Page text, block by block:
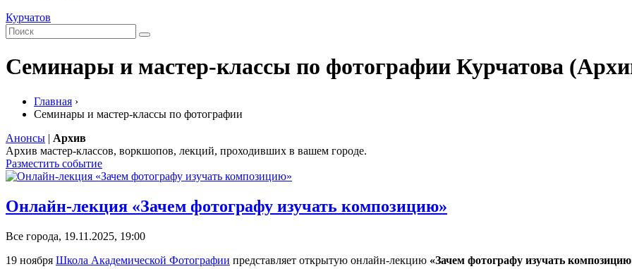
Курчатов
Семинары и мастер-классы по фотографии Курчатова
Главная ›
Семинары и мастер-классы по фотографии
Анонсы | Архив
Архив мастер-классов, воркшопов, лекций, проходивших в вашем городе.
Разместить событие
Онлайн-лекция «Зачем фотографу изучать композицию»
Все города, 19.11.2025, 19:00
19 ноября Школа Академической Фотографии представляет открытую онлайн-лекцию «Зачем фотографу изучать